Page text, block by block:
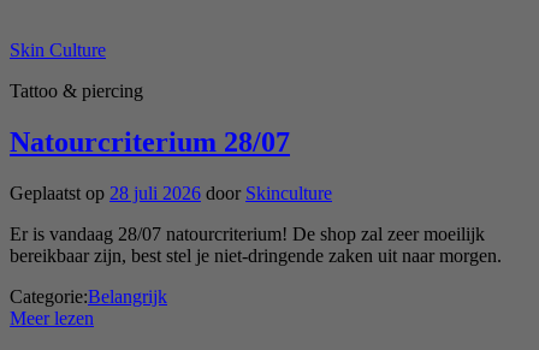
Skin Culture
Tattoo & piercing
Natourcriterium 28/07
Geplaatst op 28 juli 2026 door Skinculture
Er is vandaag 28/07 natourcriterium! De shop zal zeer moeilijk
bereikbaar zijn, best stel je niet-dringende zaken uit naar morgen.
Categorie:Belangrijk
Meer lezen